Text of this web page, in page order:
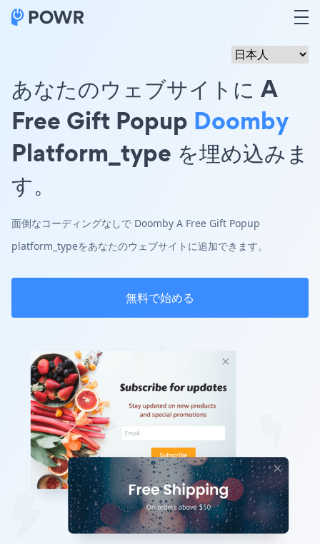
あなたのウェブサイトに A
Free Gift Popup Doomby
Platform_type を埋め込みま
す。
面倒なコーディングなしで Doomby A Free Gift Popup
platform_typeをあなたのウェブサイトに追加できます。
無料で始める